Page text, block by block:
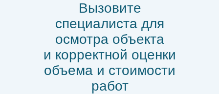
Вызовите
специалиста для
осмотра объекта
и корректной оценки
объема и стоимости
работ